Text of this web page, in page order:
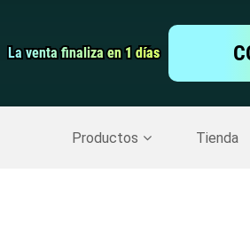
La venta finaliza en 1 días
La venta finaliza en 1 días
Productos Tienda
Grabador de pantalla
Copia de seguridad del iPhone >>